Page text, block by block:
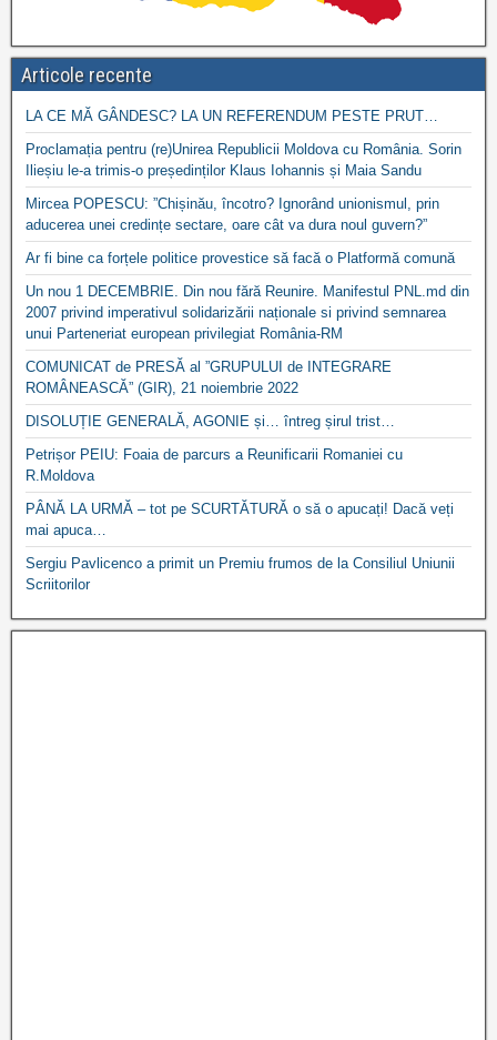
Articole recente
LA CE MĂ GÂNDESC? LA UN REFERENDUM PESTE PRUT…
Proclamația pentru (re)Unirea Republicii Moldova cu România. Sorin
Ilieșiu le-a trimis-o președinților Klaus Iohannis și Maia Sandu
Mircea POPESCU: ”Chișinău, încotro? Ignorând unionismul, prin
aducerea unei credințe sectare, oare cât va dura noul guvern?”
Ar fi bine ca forțele politice provestice să facă o Platformă comună
Un nou 1 DECEMBRIE. Din nou fără Reunire. Manifestul PNL.md din
2007 privind imperativul solidarizării naționale si privind semnarea
unui Parteneriat european privilegiat România-RM
COMUNICAT de PRESĂ al ”GRUPULUI de INTEGRARE
ROMÂNEASCĂ” (GIR), 21 noiembrie 2022
DISOLUȚIE GENERALĂ, AGONIE și… întreg șirul trist…
Petrișor PEIU: Foaia de parcurs a Reunificarii Romaniei cu
R.Moldova
PÂNĂ LA URMĂ – tot pe SCURTĂTURĂ o să o apucați! Dacă veți
mai apuca…
Sergiu Pavlicenco a primit un Premiu frumos de la Consiliul Uniunii
Scriitorilor